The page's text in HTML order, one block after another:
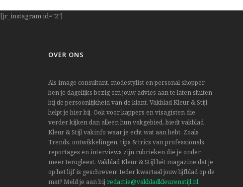
[jr_instagram id="2"]
OVER ONS
Als image consultant, modestylist en personal shopper
ben je dagelijks bezig om jouw advies aan te laten sluiten
bij de persoonlijkheid van de klant. Vakblad Kleur & Stijl
helpt je hier bij. Ook voor kappers en visagisten die
verder kijken dan alleen hun vakgebied, biedt vakblad
Kleur & Stijl vakinfo waar je echt wat aan hebt. Zoals
Trends, ontwikkelingen, tips & trics van professionals,
reportages en interviews zijn rubrieken die je onder
meer terugleest. Vakblad Kleur & Stijl hét magazine dat je
op het lijf is geschreven! Ieder kwartaal jouw lijfblad op de
mat? Meld je aan bij redactie@vakbladkleurenstijl.nl